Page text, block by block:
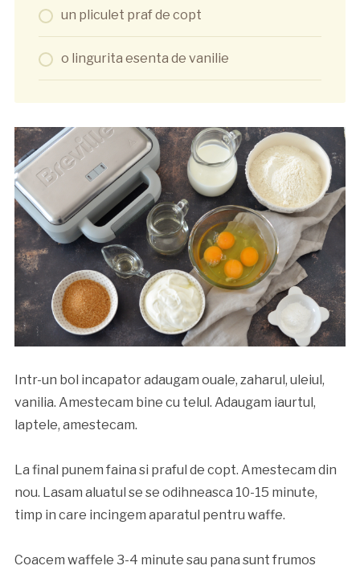
un pliculet praf de copt
o lingurita esenta de vanilie
Intr-un bol incapator adaugam ouale, zaharul, uleiul,
vanilia. Amestecam bine cu telul. Adaugam iaurtul,
laptele, amestecam.
La final punem faina si praful de copt. Amestecam din
nou. Lasam aluatul se se odihneasca 10-15 minute,
timp in care incingem aparatul pentru waffe.
Coacem waffele 3-4 minute sau pana sunt frumos